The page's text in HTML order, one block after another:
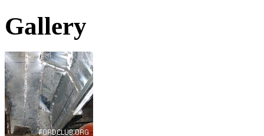
Gallery